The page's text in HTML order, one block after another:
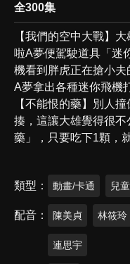
全300集
【我們的空中大戰】
啦A夢便駕駛道具「迷
機看到胖虎正在搶小
A夢拿出各種迷你飛機
【不能恨的藥】別人
揍，這讓大雄覺得很
藥」，只要吃下1顆，
類型 動畫/卡通 兒童
配音 陳美貞 林筱玲
連思宇